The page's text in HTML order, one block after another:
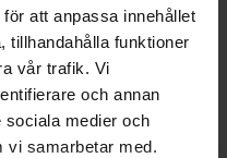
att anpassa innehållet
tillhandahålla funktioner
vår trafik. Vi
och annan
sociala medier och
samarbetar med.
digmed